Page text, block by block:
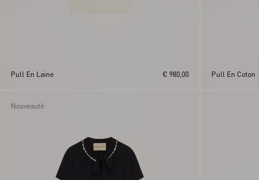
Pull En Laine € 980,00 Pull En Coton
Nouveauté